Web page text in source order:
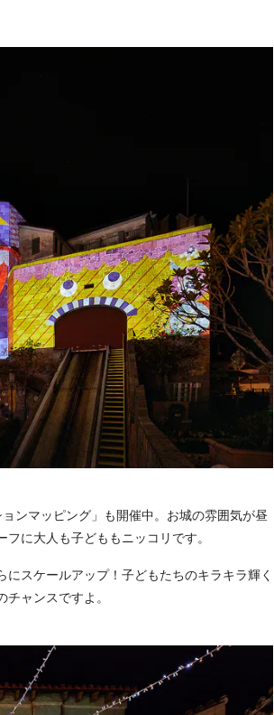
ンマッピング」も開催中。お城の雰囲気が昼
に大人も子どももニッコリです。
スケールアップ！子どもたちのキラキラ輝く
ャンスですよ。